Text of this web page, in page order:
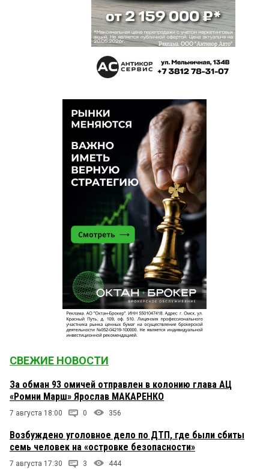
СВЕЖИЕ НОВОСТИ
За обман 93 омичей отправлен в колонию глава АЦ
«Ромни Марш» Ярослав МАКАРЕНКО
7 августа 18:00 0 356
Возбуждено уголовное дело по ДТП, где были сбиты
семь человек на «островке безопасности»
7 августа 17:30 3 444